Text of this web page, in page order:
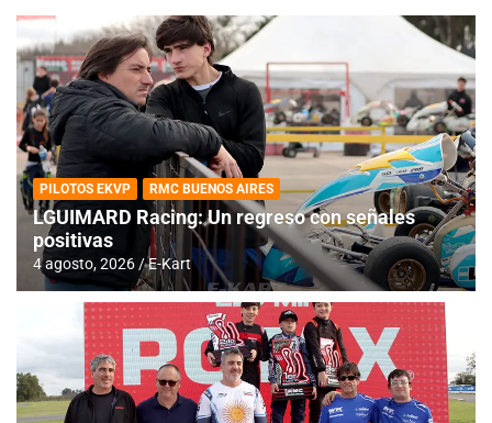
PILOTOS EKVP RMC BUENOS AIRES
LGUIMARD Racing: Un regreso con señales
positivas
4 agosto, 2026 E-Kart